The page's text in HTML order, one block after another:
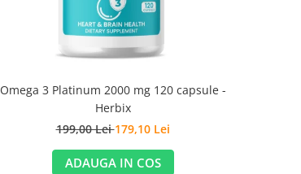
Omega 3 Platinum 2000 mg 120 capsule -
Herbix
199,00 Lei179,10 Lei
ADAUGA IN COS